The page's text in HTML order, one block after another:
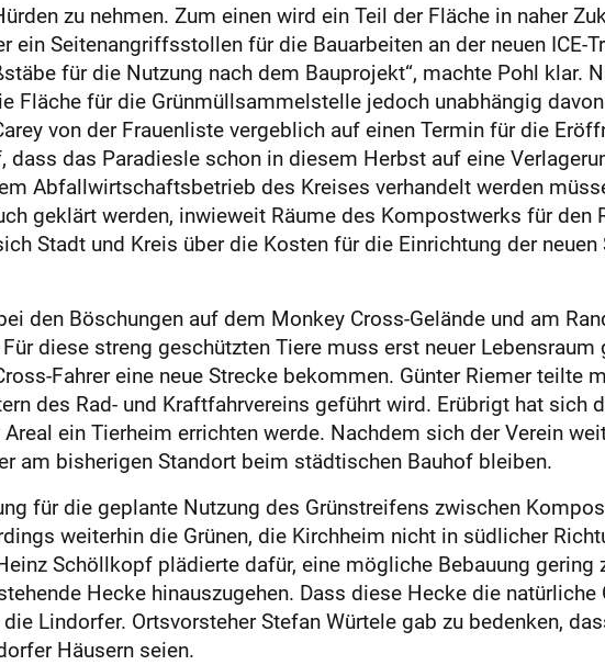
zu nehmen. Zum einen wird ein Teil der Fläche in naher
Seitenangriffsstollen für die Bauarbeiten an der neuen ICE-
für die Nutzung nach dem Bauprojekt“, machte Pohl klar.
Fläche für die Grünmüllsammelstelle jedoch unabhängig
von der Frauenliste vergeblich auf einen Termin für die
das Paradiesle schon in diesem Herbst auf eine
Abfallwirtschaftsbetrieb des Kreises verhandelt werden
geklärt werden, inwieweit Räume des Kompostwerks für den
Stadt und Kreis über die Kosten für die Einrichtung der
den Böschungen auf dem Monkey Cross-Gelände und am
diese streng geschützten Tiere muss erst neuer
Fahrer eine neue Strecke bekommen. Günter Riemer teilte
des Rad- und Kraftfahrvereins geführt wird. Erübrigt hat sich
ein Tierheim errichten werde. Nachdem sich der Verein
am bisherigen Standort beim städtischen Bauhof bleiben.
für die geplante Nutzung des Grünstreifens zwischen
weiterhin die Grünen, die Kirchheim nicht in südlicher
Schöllkopf plädierte dafür, eine mögliche Bebauung gering
Hecke hinauszugehen. Dass diese Hecke die natürliche
Lindorfer. Ortsvorsteher Stefan Würtele gab zu bedenken,
Häusern seien.